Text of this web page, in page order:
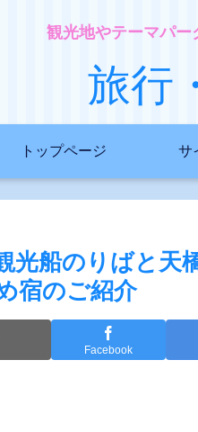
観光地やテーマパ
旅行
トップページ サ
光船のりばと天
宿のご紹介
Facebook